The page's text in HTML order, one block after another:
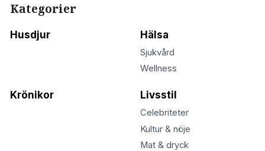
Kategorier
Husdjur Hälsa
Sjukvård
Wellness
Krönikor Livsstil
Celebriteter
Kultur & nöje
Mat & dryck